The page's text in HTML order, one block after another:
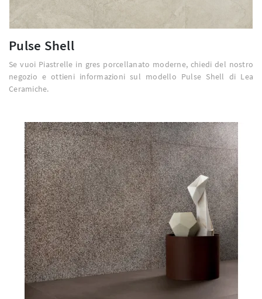
Pulse Shell
Se vuoi Piastrelle in gres porcellanato moderne, chiedi del nostro
negozio e ottieni informazioni sul modello Pulse Shell di Lea
Ceramiche.